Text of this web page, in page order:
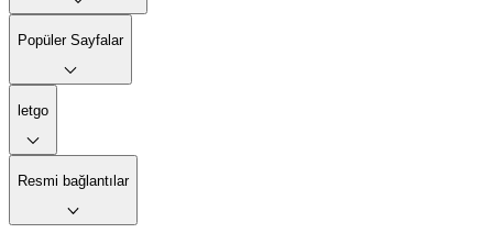
Popüler Sayfalar
letgo
Resmi bağlantılar